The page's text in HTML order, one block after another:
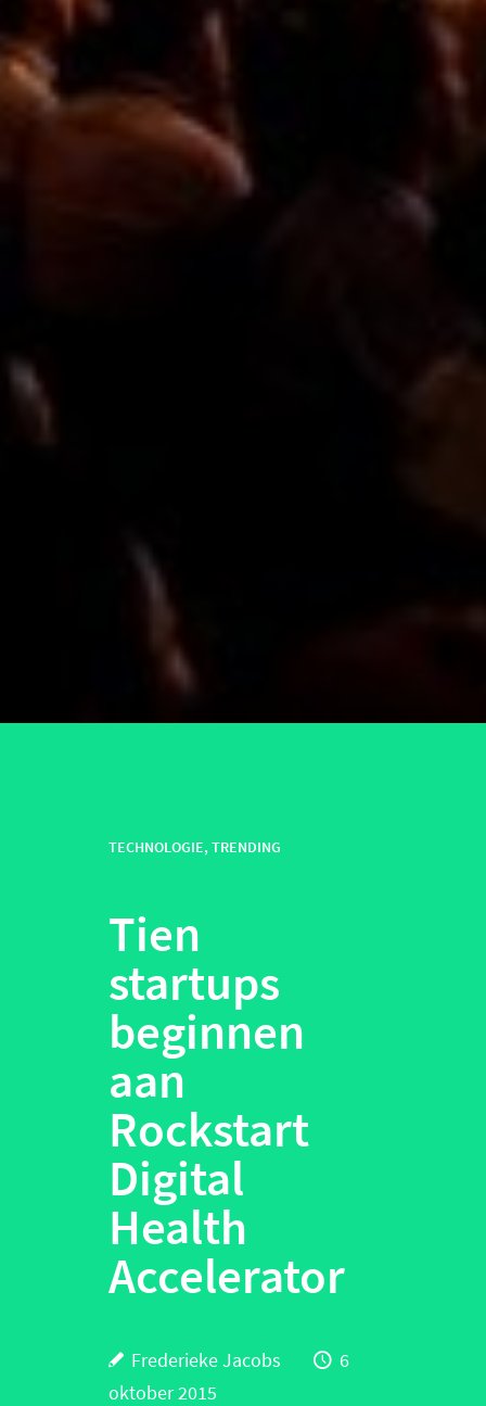
TECHNOLOGIE,TRENDING
Tien
startups
beginnen
aan
Rockstart
Digital
Health
Accelerator
Frederieke Jacobs
6
oktober 2015